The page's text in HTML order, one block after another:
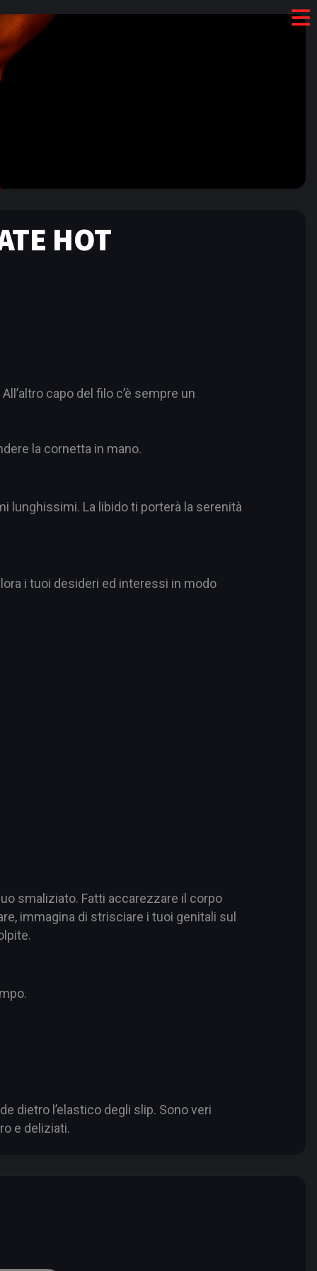
HOT
capo del filo c’è sempre un
la cornetta in mano.
lunghissimi. La libido ti porterà la serenità
i tuoi desideri ed interessi in modo
smaliziato. Fatti accarezzare il corpo
immagina di strisciare i tuoi genitali sul
dietro l’elastico degli slip. Sono veri
e deliziati.